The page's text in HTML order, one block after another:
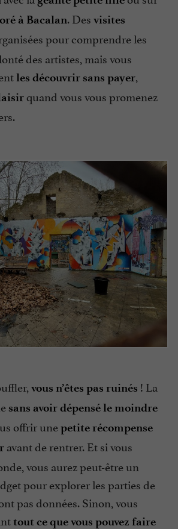
à Bacalan. Des visites
pour comprendre les
des artistes, mais vous
les découvrir sans payer,
quand vous vous promenez
vous n’êtes pas ruinés ! La
sans avoir dépensé le moindre
offrir unepetite récompense
avant de rentrer. Et si vous
vous aurez peut-être un
pour explorer les parties de
pas données. Sinon, vous
tout ce que vous pouvez faire